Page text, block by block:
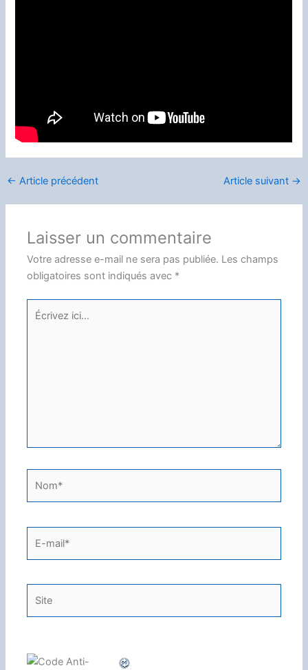
← Article précédent Article suivant →
Laisser un commentaire
Votre adresse e-mail ne sera pas publiée. Les champs
obligatoires sont indiqués avec *
Écrivez
ici…
mail*